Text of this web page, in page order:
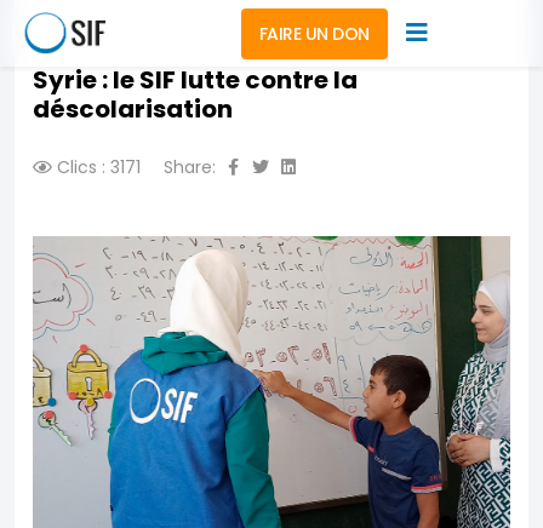
FAIRE UN DON
Syrie : le SIF lutte contre la
déscolarisation
Clics : 3171 Share: